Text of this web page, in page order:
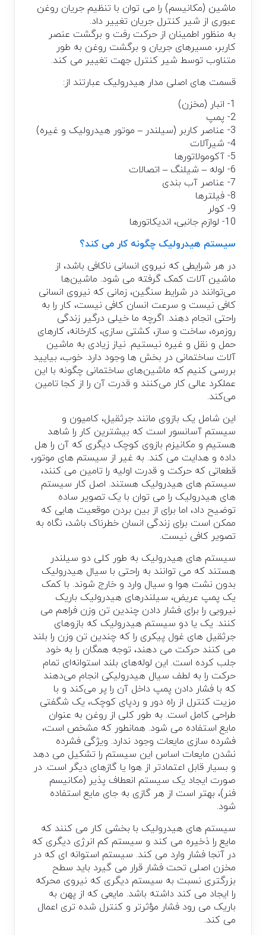
ماشین (مکانیسم) را می توان با تنظیم جریان روغن
عبوری از شیر کنترل جریان تغییر داد.
به منظور اطمینان از حرکت رفت و برگشت عنصر
کاربر، مسیرهای جریان و برگشت روغن به طور
متناوب توسط شیر کنترل جهت تغییر می کند.
قسمت های اصلی مدار هیدرولیک عبارتند از:
1- انبار (مخزن)
2- پمپ
3- عناصر کاربر (سیلندر – موتور هیدرولیک و غیره)
4- شیرآلات
5- آکومولاتورها
6- لوله – شیلنگ – اتصالات
7- عناصر آب بندی
8- فیلترها
9- کولر
10- لوازم جانبی، اندیکاتورها
سیستم هیدرولیک چگونه کار می کند؟
در هر شرایطی که نیروی انسانی ناکافی باشد، از
ماشین آلات کمک گرفته می شود. ماشین‌ها
می‌توانند در شرایط سنگین، زمانی که نیروی انسانی
کافی نیست و سرعت انسان کافی نیست، کار را به
راحتی انجام دهند. اگرچه ما خیلی درگیر زندگی
روزمره، ساخت و ساز، کشتی سازی، کارخانه، کارهای
حمل و نقل و غیره نیستیم. نیاز زیادی به ماشین
آلات ساختمانی در بخش ها وجود دارد. خوب، بیایید
بررسی کنیم که ماشین‌های ساختمانی چگونه با این
عملکرد عالی کار می‌کنند و قدرت آن را از کجا تامین
می‌کند.
این شامل یک بازوی مانند جرثقیل، کامیون و
سیستم آسانسور است که بیشترین کار را شاهد
هستیم و مکانیزم بازوی کوچک دیگری که آن را هل
داده و هدایت می کند. به غیر از سیستم های موتور،
قطعاتی که حرکت و قدرت اولیه را تامین می کنند،
سیستم های هیدرولیک هستند. اصل کار سیستم
های هیدرولیک را می توان با یک تصویر ساده
توضیح داد، اما برای از بین بردن موقعیت هایی که
ممکن است برای زندگی انسان خطرناک باشد، نگاه به
تصویر کافی نیست.
سیستم های هیدرولیک به طور کلی دو سیلندر
هستند که می توانند به راحتی با سیال هیدرولیک
بدون نشت هوا و سیال وارد و خارج شوند. با کمک
یک پمپ عریض، سیلندرهای هیدرولیک باریک
نیرویی را برای فشار دادن چندین تن وزن فراهم می
کنند. یک یا دو سیستم هیدرولیک که بازوهای
جرثقیل های غول پیکری را که چندین تن وزن را بلند
می کنند حرکت می دهند، توجه همگان را به خود
جلب کرده است. این لوله‌های بلند استوانه‌ای تمام
حرکت را به لطف سیال هیدرولیکی انجام می‌دهند
که با فشار دادن پمپ داخل آن را پر می‌کند و با
مزیت کنترل از راه دور و ردپای کوچک، یک شگفتی
طراحی کامل است. به طور کلی از روغن به عنوان
مایع استفاده می شود. همانطور که مشخص است،
فشرده سازی مایعات وجود ندارد. ویژگی فشرده
نشدن مایعات اساس این سیستم را تشکیل می دهد
و بسیار قابل اعتمادتر از هوا یا گازهای دیگر است. در
صورت ایجاد یک سیستم انعطاف پذیر (مکانیسم
فنر)، بهتر است از هر گازی به جای مایع استفاده
شود.
سیستم های هیدرولیک با بخشی کار می کنند که
مایع را ذخیره می کند و سیستم کم انرژی دیگری که
در آنجا فشار وارد می کند. سیستم استوانه ای که در
مخزن اصلی تحت فشار قرار می گیرد باید سطح
بزرگتری نسبت به سیستم دیگری که نیروی محرکه
را ایجاد می کند داشته باشد. مایعی که از پهن به
باریک می رود فشار مؤثرتر و کنترل شده تری اعمال
می کند.